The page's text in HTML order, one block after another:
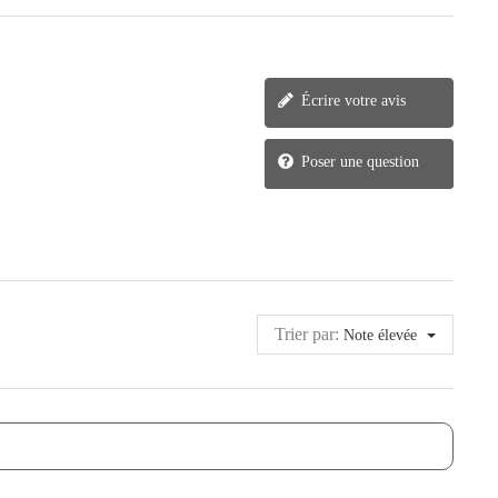
Écrire votre avis
Poser une question
Trier par: Note élevée